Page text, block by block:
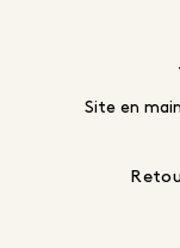
Site en